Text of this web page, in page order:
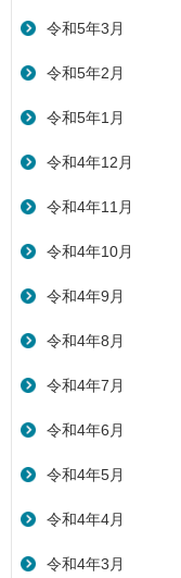
令和5年3月
令和5年2月
令和5年1月
令和4年12月
令和4年11月
令和4年10月
令和4年9月
令和4年8月
令和4年7月
令和4年6月
令和4年5月
令和4年4月
令和4年3月